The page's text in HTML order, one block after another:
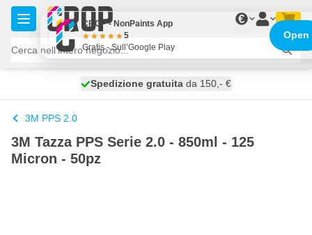
Salta al contenuto
€
spedito oggi
Spedizione gratuita da 150,- €
100 giorni
3M PPS 2.0
3M Tazza PPS Serie 2.0 - 850ml - 125
Micron - 50pz
CROP - NonPaints App
5
Gratis - Sull’Google Play
Open